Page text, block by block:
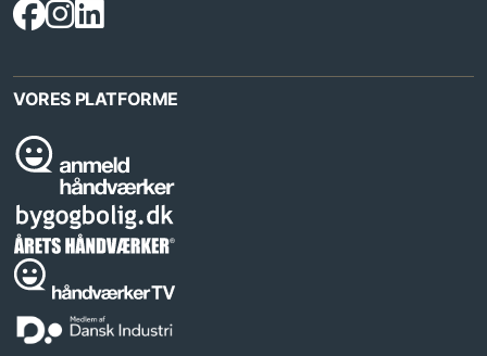
VORES PLATFORME